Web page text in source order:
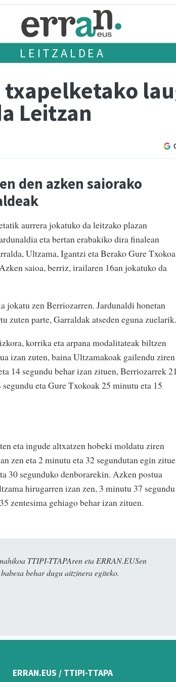
LEITZALDEA
txapelketako
Leitzan
den azken saiorako
aurrera jokatuko da leitzako plazan
eta bertan erabakiko dira finalean
Ultzama, Igantzi eta Berako Gure Txokoa
saioa, berriz, irailaren 16an jokatuko da
jokatu zen Berriozarren. Jardunaldi honetan
zuten parte, Garraldak atseden eguna zuelarik.
korrika eta arpana modalitateak biltzen
izan zuten, baina Ultzamakoak gailendu ziren
14 segundu behar izan zituen, Berriozarrek
eta Gure Txokoak 25 minutu eta 15
eta ingude altxatzen hobeki moldatu ziren
zen eta 2 minutu eta 32 segundutan egin
30 segunduko denborarekin. Azken postua
hirugarren izan zen, 3 minutu 37 segundu
zentesima gehiago behar izan zituen.
TTIPI-TTAPAren eta ERRAN.EUSen
behar dugu aitzinera egiteko.
ERRAN.EUS / TTIPI-TTAPA